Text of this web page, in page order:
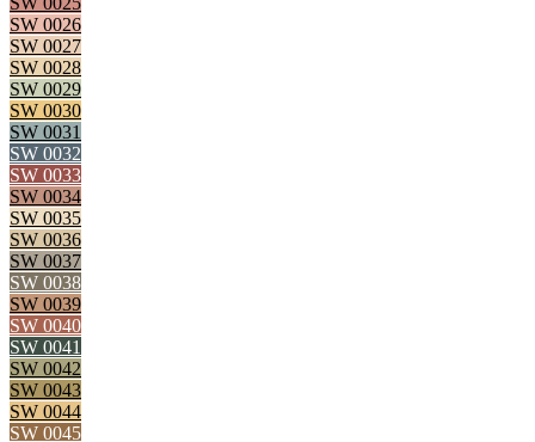
SW 0026
SW 0027
SW 0028
SW 0029
SW 0030
SW 0031
SW 0032
SW 0033
SW 0034
SW 0035
SW 0036
SW 0037
SW 0038
SW 0039
SW 0040
SW 0041
SW 0042
SW 0043
SW 0044
SW 0045